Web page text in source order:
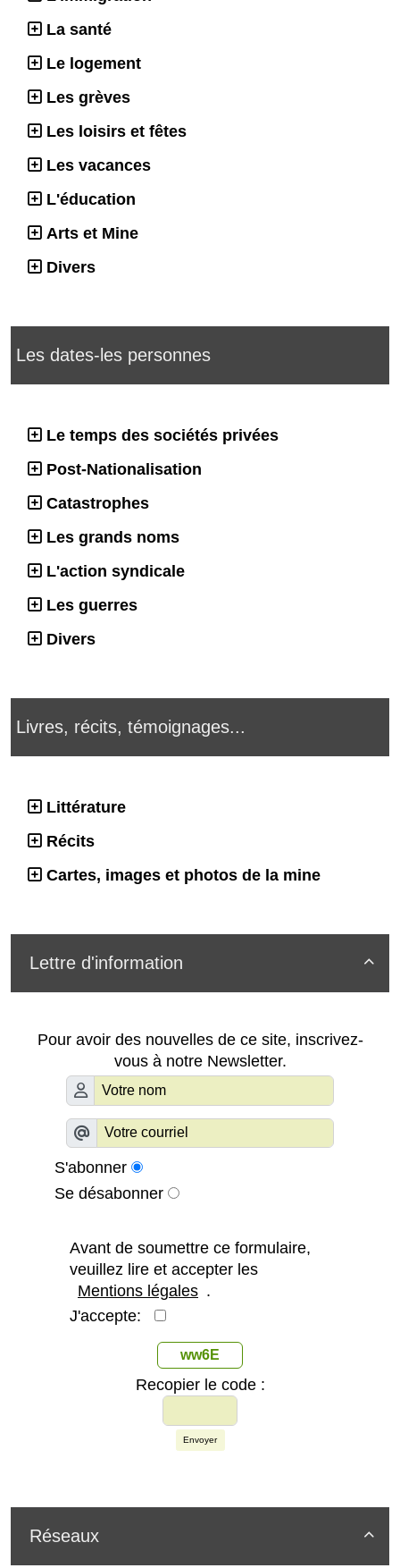
La santé
Le logement
Les grèves
Les loisirs et fêtes
Les vacances
L'éducation
Arts et Mine
Divers
Les dates-les personnes
Le temps des sociétés privées
Post-Nationalisation
Catastrophes
Les grands noms
L'action syndicale
Les guerres
Divers
Livres, récits, témoignages...
Littérature
Récits
Cartes, images et photos de la mine

Lettre d'information
Pour avoir des nouvelles de ce site, inscrivez-
vous à notre Newsletter.
S'abonner
Se désabonner
Avant de soumettre ce formulaire,
veuillez lire et accepter les
Mentions légales .
J'accepte:
ww6E
Recopier le code :
Envoyer

Réseaux